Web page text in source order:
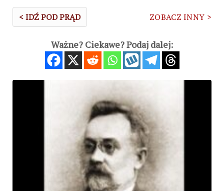
< IDŹ POD PRĄD ZOBACZ INNY >
Ważne? Ciekawe? Podaj dalej: